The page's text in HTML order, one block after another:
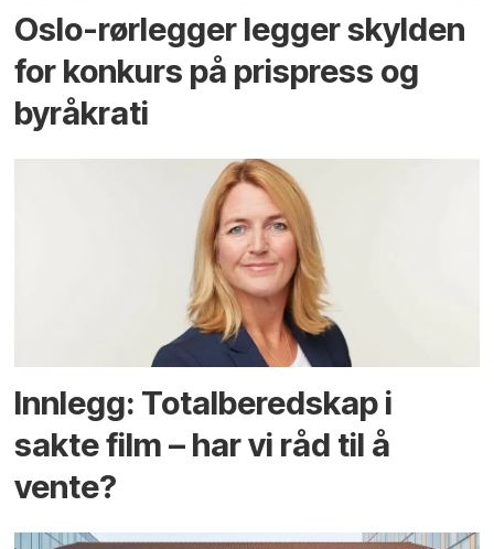
Oslo-rørlegger legger skylden
for konkurs på prispress og
byråkrati
Innlegg: Totalberedskap i
sakte film – har vi råd til å
vente?